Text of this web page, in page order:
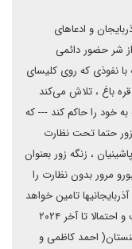
و ادعاهای
شر حضور دائمی
نفوذی که روی کلیسای
باغ ، تلاش می‌کند
خود را حاکم کند --- که
حتما تحت نظارت
، زنگه زور بعنوان
مرور بدون نظارت را
تامین خواهد
کرد در هر حال منطقه بسوی صلح در حرکت است و احتمالا تا آخر ۲۰۲۴
احمد کاظمی و